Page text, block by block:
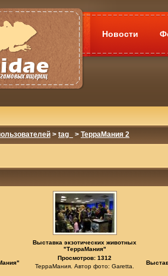
Новости
> tag_ > ТерраМания 2
Выставка экзотических животных
"ТерраМания"
Просмотров: 1312
ТерраМания. Автор фото: Garetta.